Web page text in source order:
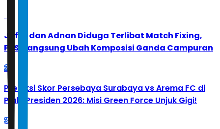
Jafar dan Adnan Diduga Terlibat Match Fixing,
PBSI Langsung Ubah Komposisi Ganda Campuran
2
Prediksi Skor Persebaya Surabaya vs Arema FC di
Piala Presiden 2026: Misi Green Force Unjuk Gigi!
3